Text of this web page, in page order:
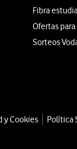
Fibra
Ofertas
Sorteos
y Cookies Política